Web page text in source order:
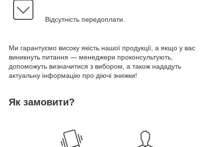
Відсутність передоплати.
Ми гарантуємо високу якість нашої продукції, а якщо у вас
виникнуть питання — менеджери проконсультують,
допоможуть визначитися з вибором, а також нададуть
актуальну інформацію про діючі знижки!
Як замовити?